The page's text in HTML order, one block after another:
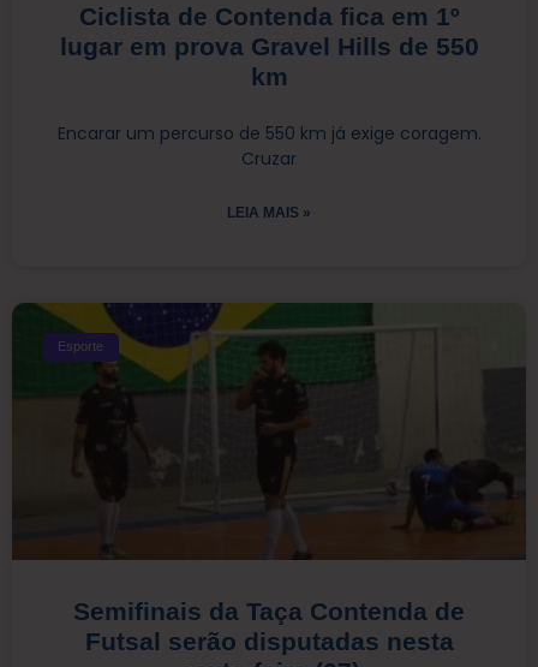
Ciclista de Contenda fica em 1º
lugar em prova Gravel Hills de 550
km
Encarar um percurso de 550 km já exige coragem.
Cruzar
LEIA MAIS »
Esporte
Semifinais da Taça Contenda de
Futsal serão disputadas nesta